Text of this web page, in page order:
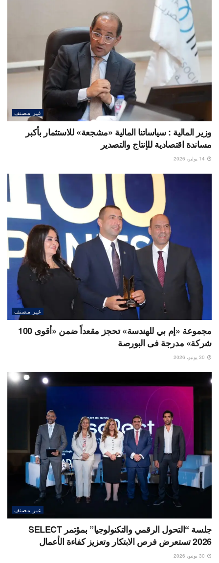
غير مصنف
وزير المالية : سياساتنا المالية «مشجعة» للاستثمار بأكبر
مساندة اقتصادية للإنتاج والتصدير
غير مصنف
مجموعة «إم بي للهندسة» تحجز مقعداً ضمن «أقوى 100
شركة» مدرجة فى البورصة
غير مصنف
جلسة “التحول الرقمي والتكنولوجيا” بمؤتمر SELECT
2026 تستعرض فرص الابتكار وتعزيز كفاءة الأعمال